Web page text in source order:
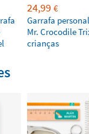
24,99 €
Garrafa
Mr. Crocodile
crianças